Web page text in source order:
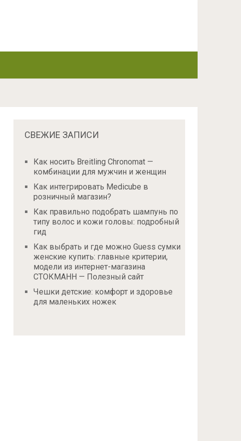
СВЕЖИЕ ЗАПИСИ
Как носить Breitling Chronomat —
комбинации для мужчин и женщин
Как интегрировать Medicube в
розничный магазин?
Как правильно подобрать шампунь по
типу волос и кожи головы: подробный
гид
Как выбрать и где можно Guess сумки
женские купить: главные критерии,
модели из интернет-магазина
СТОКМАНН — Полезный сайт
Чешки детские: комфорт и здоровье
для маленьких ножек